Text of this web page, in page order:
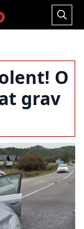
Search
O
grav